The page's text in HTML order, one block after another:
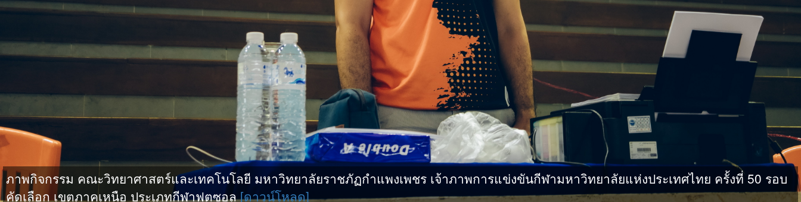
ภาพกิจกรรม คณะวิทยาศาสตร์และเทคโนโลยี มหาวิทยาลัยราชภัฏกำแพงเพชร เจ้าภาพการแข่งขันกีฬามหาวิทยาลัยแห่งประเทศไทย ครั้งที่ 50 รอบ
คัดเลือก เขตภาคเหนือ ประเภทกีฬาฟุตซอล [ดาวน์โหลด]